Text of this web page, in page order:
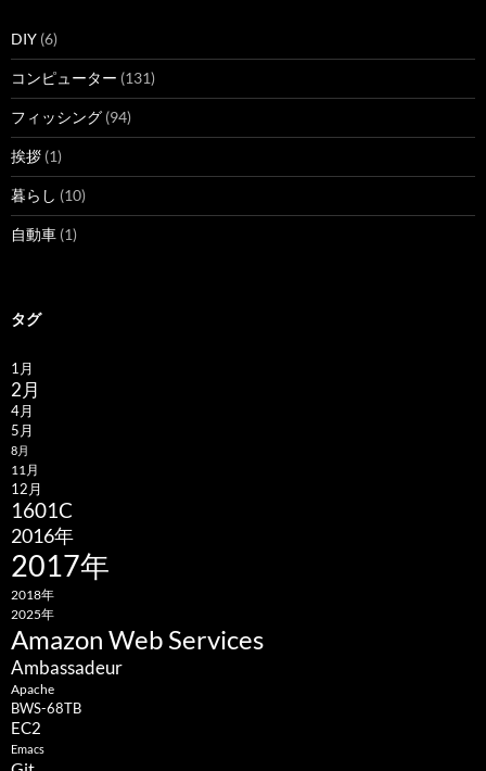
DIY (6)
コンピューター (131)
フィッシング (94)
挨拶 (1)
暮らし (10)
自動車 (1)
タグ
1月
2月
4月
5月
8月
11月
12月
1601C
2016年
2017年
2018年
2025年
Amazon Web Services
Ambassadeur
Apache
BWS-68TB
EC2
Emacs